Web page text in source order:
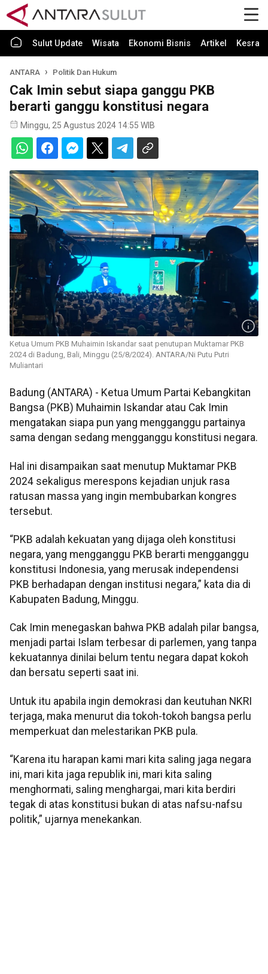
Sulut Update Wisata Ekonomi Bisnis Artikel Kesra
ANTARA Politik Dan Hukum
Cak Imin sebut siapa ganggu PKB
berarti ganggu konstitusi negara
Minggu, 25 Agustus 2024 14:55 WIB
Ketua Umum PKB Muhaimin Iskandar saat penutupan Muktamar PKB
2024 di Badung, Bali, Minggu (25/8/2024). ANTARA/Ni Putu Putri
Muliantari
Badung (ANTARA) - Ketua Umum Partai Kebangkitan
Bangsa (PKB) Muhaimin Iskandar atau Cak Imin
mengatakan siapa pun yang mengganggu partainya
sama dengan sedang mengganggu konstitusi negara.
Hal ini disampaikan saat menutup Muktamar PKB
2024 sekaligus merespons kejadian unjuk rasa
ratusan massa yang ingin membubarkan kongres
tersebut.
“PKB adalah kekuatan yang dijaga oleh konstitusi
negara, yang mengganggu PKB berarti mengganggu
konstitusi Indonesia, yang merusak independensi
PKB berhadapan dengan institusi negara,” kata dia di
Kabupaten Badung, Minggu.
Cak Imin menegaskan bahwa PKB adalah pilar bangsa,
menjadi partai Islam terbesar di parlemen, yang tanpa
kekuatannya dinilai belum tentu negara dapat kokoh
dan bersatu seperti saat ini.
Untuk itu apabila ingin demokrasi dan keutuhan NKRI
terjaga, maka menurut dia tokoh-tokoh bangsa perlu
memperkuat dan melestarikan PKB pula.
“Karena itu harapan kami mari kita saling jaga negara
ini, mari kita jaga republik ini, mari kita saling
menghormati, saling menghargai, mari kita berdiri
tegak di atas konstitusi bukan di atas nafsu-nafsu
politik,” ujarnya menekankan.